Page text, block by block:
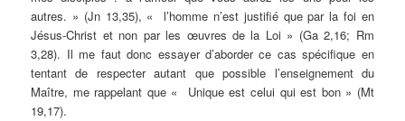
autres. » (Jn 13,35), « l’homme n’est justifié que par la foi en
Jésus-Christ et non par les œuvres de la Loi » (Ga 2,16; Rm
3,28). Il me faut donc essayer d’aborder ce cas spécifique en
tentant de respecter autant que possible l’enseignement du
Maître, me rappelant que « Unique est celui qui est bon » (Mt
19,17).